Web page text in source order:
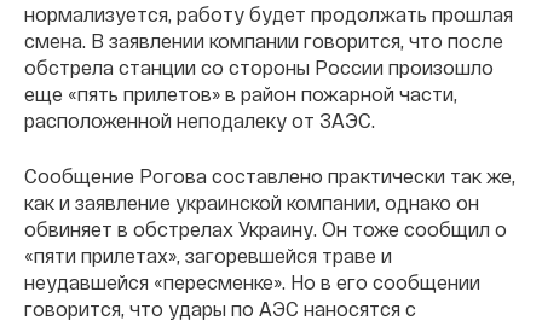
нормализуется, работу будет продолжать прошлая
смена. В заявлении компании говорится, что после
обстрела станции со стороны России произошло
еще «пять прилетов» в район пожарной части,
расположенной неподалеку от ЗАЭС.
Сообщение Рогова составлено практически так же,
как и заявление украинской компании, однако он
обвиняет в обстрелах Украину. Он тоже сообщил о
«пяти прилетах», загоревшейся траве и
неудавшейся «пересменке». Но в его сообщении
говорится, что удары по АЭС наносятся с